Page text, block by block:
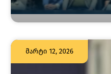
მარტი 12, 2026